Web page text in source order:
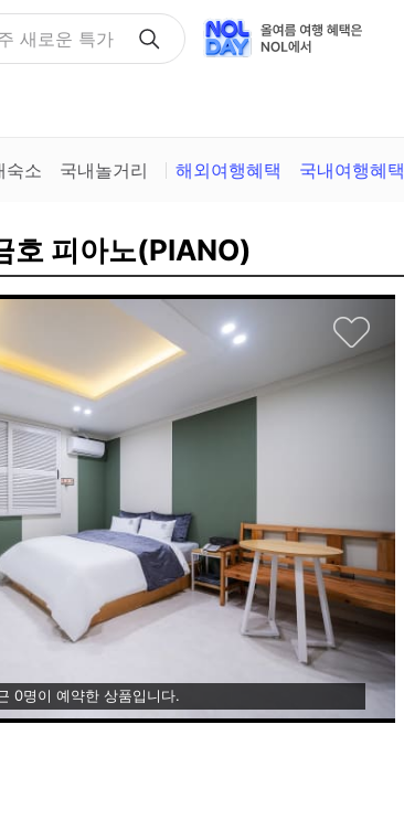
혜택
숙소 국내놀거리 해외여행혜택 국내여행혜택
호 피아노(PIANO)
0명이 예약한 상품입니다.